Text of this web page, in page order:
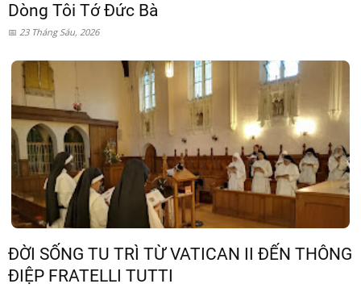
Dòng Tôi Tớ Đức Bà
23 Tháng Sáu, 2026
ĐỜI SỐNG TU TRÌ TỪ VATICAN II ĐẾN THÔNG
ĐIỆP FRATELLI TUTTI